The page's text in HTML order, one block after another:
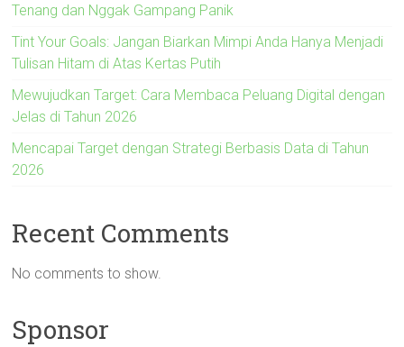
Tenang dan Nggak Gampang Panik
Tint Your Goals: Jangan Biarkan Mimpi Anda Hanya Menjadi
Tulisan Hitam di Atas Kertas Putih
Mewujudkan Target: Cara Membaca Peluang Digital dengan
Jelas di Tahun 2026
Mencapai Target dengan Strategi Berbasis Data di Tahun
2026
Recent Comments
No comments to show.
Sponsor